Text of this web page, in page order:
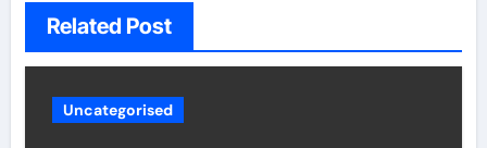
Related Post
Uncategorised